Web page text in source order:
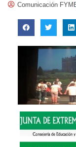
Comunicación